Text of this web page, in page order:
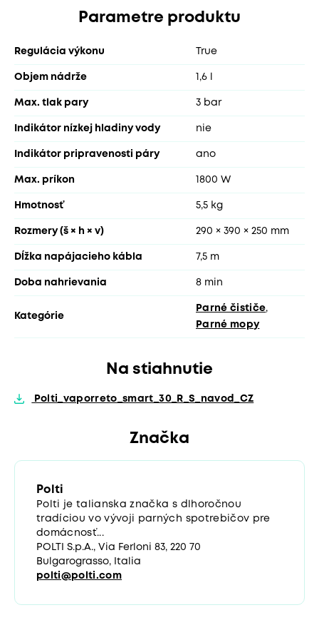
Parametre produktu
Regulácia výkonu True
Objem nádrže 1,6 l
Max. tlak pary 3 bar
Indikátor nízkej hladiny vody nie
Indikátor pripravenosti páry ano
Max. príkon 1800 W
Hmotnosť 5,5 kg
Rozmery (š × h × v) 290 × 390 × 250 mm
Dĺžka napájacieho kábla 7,5 m
Doba nahrievania 8 min
Kategórie
Parné čističe,
Parné mopy
Na stiahnutie
Polti_vaporreto_smart_30_R_S_navod_CZ
Značka
Polti
Polti je talianska značka s dlhoročnou
tradíciou vo vývoji parných spotrebičov pre
domácnosť...
POLTI S.p.A., Via Ferloni 83, 220 70
Bulgarograsso, Italia
polti@polti.com